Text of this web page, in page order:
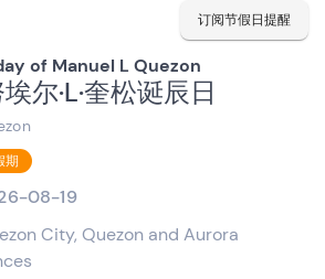
订阅节假日提醒
of Manuel L Quezon
尔·L·奎松诞辰日
期
08-19
City, Quezon and Aurora